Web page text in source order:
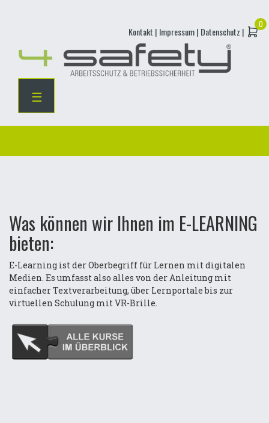
content
Kontakt | Impressum | Datenschutz |
☰
Was können wir Ihnen im E-LEARNING
bieten:
E-Learning ist der Oberbegriff für Lernen mit digitalen
Medien. Es umfasst also alles von der Anleitung mit
einfacher Textverarbeitung, über Lernportale bis zur
virtuellen Schulung mit VR-Brille.